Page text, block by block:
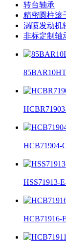
转台轴承
精密圆柱滚
涡喷发动机
非标定制轴
HCB71904-
HSS71913-
HCB71916-